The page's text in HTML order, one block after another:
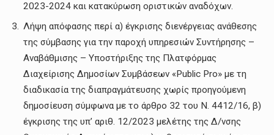
2023-2024 και κατακύρωση οριστικών αναδόχων.
Λήψη απόφασης περί α) έγκρισης διενέργειας ανάθεσης
της σύμβασης για την παροχή υπηρεσιών Συντήρησης –
Αναβάθμισης – Υποστήριξης της Πλατφόρμας
Διαχείρισης Δημοσίων Συμβάσεων «Public Pro» με τη
διαδικασία της διαπραγμάτευσης χωρίς προηγούμενη
δημοσίευση σύμφωνα με το άρθρο 32 του Ν. 4412/16, β)
έγκρισης της υπ’ αριθ. 12/2023 μελέτης της Δ/νσης